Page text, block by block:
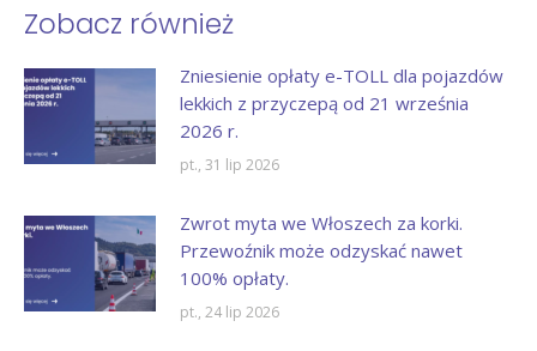
Zobacz również
Zniesienie opłaty e-TOLL dla pojazdów
lekkich z przyczepą od 21 września
2026 r.
pt., 31 lip 2026
Zwrot myta we Włoszech za korki.
Przewoźnik może odzyskać nawet
100% opłaty.
pt., 24 lip 2026